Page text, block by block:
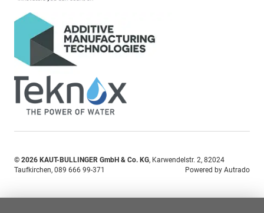
© 2026 KAUT-BULLINGER GmbH & Co. KG, Karwendelstr. 2, 82024
Taufkirchen, 089 666 99-371 Powered by Autrado